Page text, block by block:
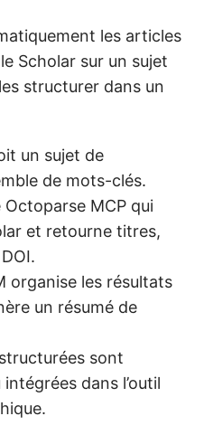
les articles
Scholar sur un sujet
structurer dans un
un sujet de
de mots-clés.
MCP qui
et retourne titres,
organise les résultats
un résumé de
sont
dans l’outil